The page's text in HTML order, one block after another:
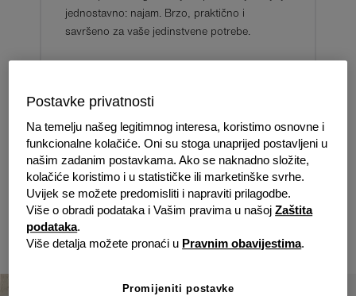
jednostavno: najam. Brzo, praktično i
savršeno za vaše jedinstvene potrebe.
Naša djelatnost najma
Bilo da ste poduzetnik koji želi unajmiti opremu i
održavati svoju likvidnost na odgovarajućoj razini ili
trgovac koji cijeni jednostavnu obradu i brz novčani
tijek, lako ćete proširiti svoje financijske horizonte uz
grenke. Minimalna vrijednost unajmljene opreme iznosi
500,00 EUR.
Postavke privatnosti
Na temelju našeg legitimnog interesa, koristimo osnovne i
funkcionalne kolačiće. Oni su stoga unaprijed postavljeni u
našim zadanim postavkama. Ako se naknadno složite,
kolačiće koristimo i u statističke ili marketinške svrhe.
Uvijek se možete predomisliti i napraviti prilagodbe.
Više o obradi podataka i Vašim pravima u našojZaštita
podataka.
Više detalja možete pronaći u Pravnim obavijestima.
Promijeniti postavke